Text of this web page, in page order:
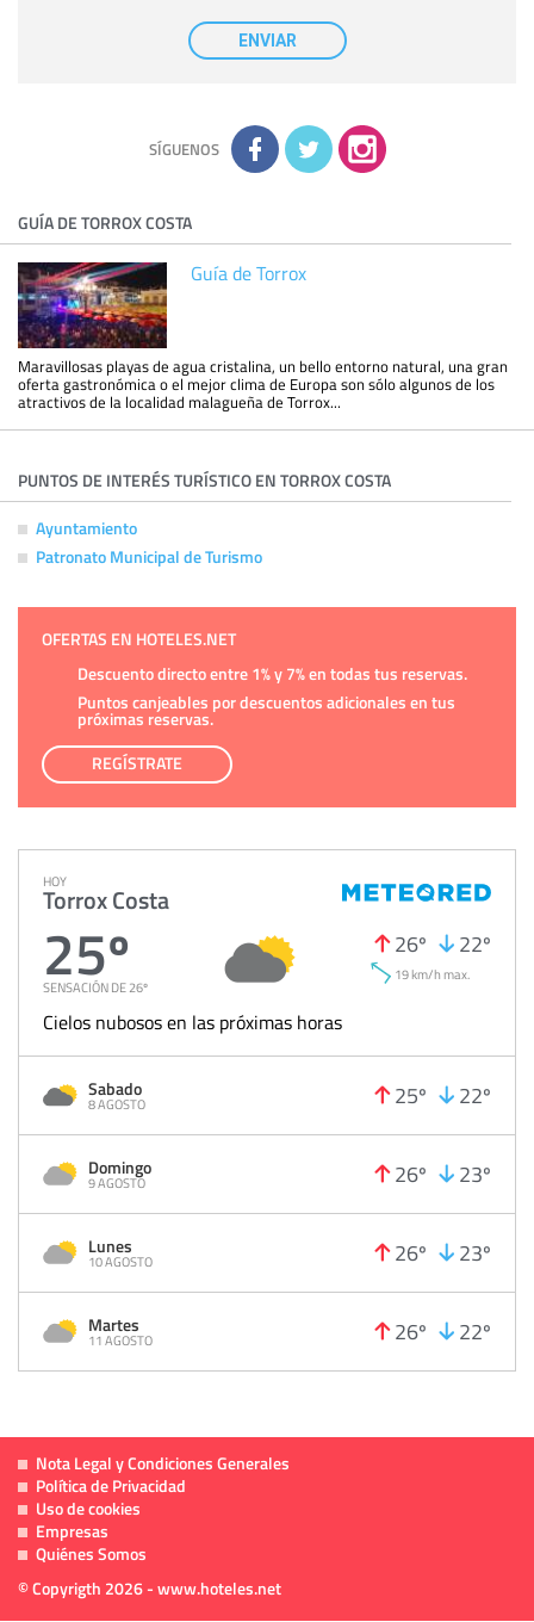
con carácter general, sólo el personal de
nuestra entidad que esté debidamente autorizado podrá
tener conocimiento de la información que le pedimos. No se
comunicarán datos a terceros.
adicional y detallada sobre cómo tratamos sus datos en la
política de privacidad
ENVIAR
SÍGUENOS
GUÍA DE TORROX COSTA
Guía de Torrox
Maravillosas playas de agua cristalina, un bello entorno natural, una gran
oferta gastronómica o el mejor clima de Europa son sólo algunos de los
atractivos de la localidad malagueña de Torrox...
PUNTOS DE INTERÉS TURÍSTICO EN TORROX COSTA
Ayuntamiento
Patronato Municipal de Turismo
OFERTAS EN HOTELES.NET
Descuento directo entre 1% y 7% en todas tus reservas.
Puntos canjeables por descuentos adicionales en tus
próximas reservas.
REGÍSTRATE
HOY
Torrox Costa
25º
SENSACIÓN DE 26º
26º 22º
19 km/h max.
Cielos nubosos en las próximas horas
Sabado
8 AGOSTO 25º 22º
Domingo
9 AGOSTO 26º 23º
Lunes
10 AGOSTO 26º 23º
Martes
11 AGOSTO 26º 22º
Nota Legal y Condiciones Generales
Política de Privacidad
Uso de cookies
Empresas
Quiénes Somos
© Copyrigth 2026 - www.hoteles.net